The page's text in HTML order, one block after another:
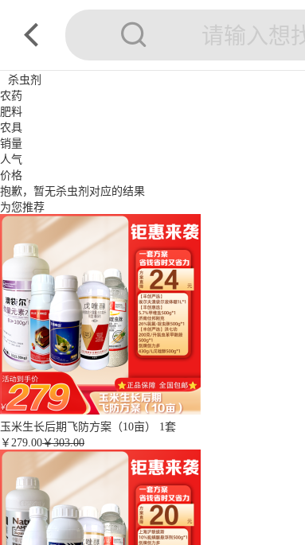
杀虫剂
农药
肥料
农具
销量
人气
价格
抱歉，暂无杀虫剂 对应的结果
为您推荐
玉米生长后期飞防方案（10亩） 1套
￥ 279.00￥303.00